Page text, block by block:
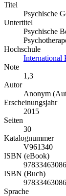
Titel
Psychische
Untertitel
Psychische
Hochschule
International
Note
1,3
Autor
Anonym
Erscheinungsjahr
2015
Seiten
30
Katalognummer
V961340
ISBN (eBook)
ISBN (Buch)
Sprache